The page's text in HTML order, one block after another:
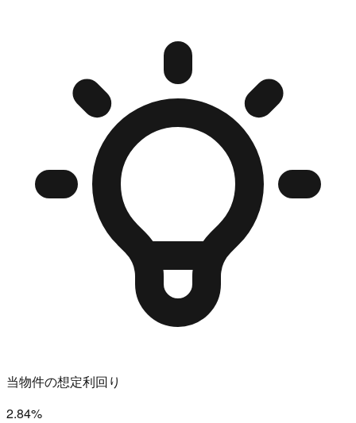
当物件の想定利回り
2.84%